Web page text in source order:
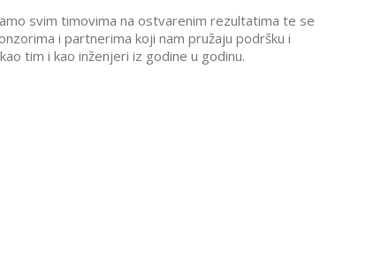
svim timovima na ostvarenim rezultatima te se
i partnerima koji nam pružaju podršku i
tim i kao inženjeri iz godine u godinu.